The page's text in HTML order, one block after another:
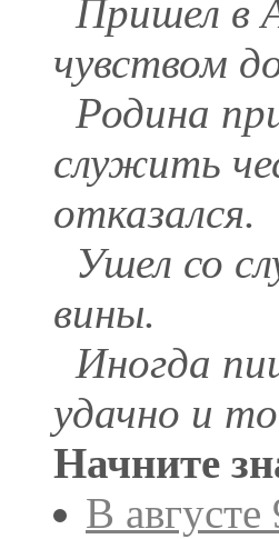
Пришел в
чувством
Родина
служить
отказался.
Ушел со
вины.
Иногда
удачно и
Начните
В